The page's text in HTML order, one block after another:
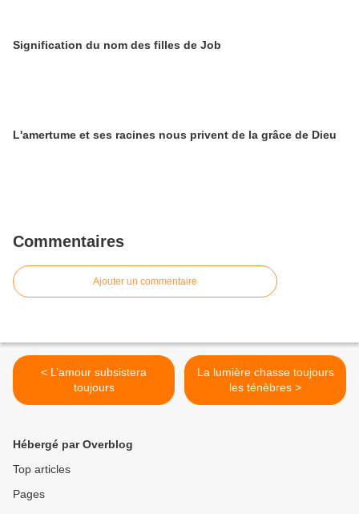
Signification du nom des filles de Job
L'amertume et ses racines nous privent de la grâce de Dieu
Commentaires
Ajouter un commentaire
< L’amour subsistera
toujours
La lumière chasse toujours
les ténèbres >
Hébergé par Overblog
Top articles
Pages